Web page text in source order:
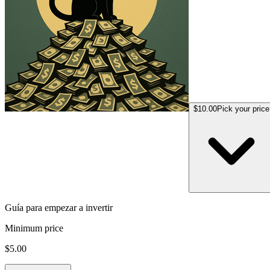
$10.00Pick your price
Guía para empezar a invertir
Minimum price
$5.00